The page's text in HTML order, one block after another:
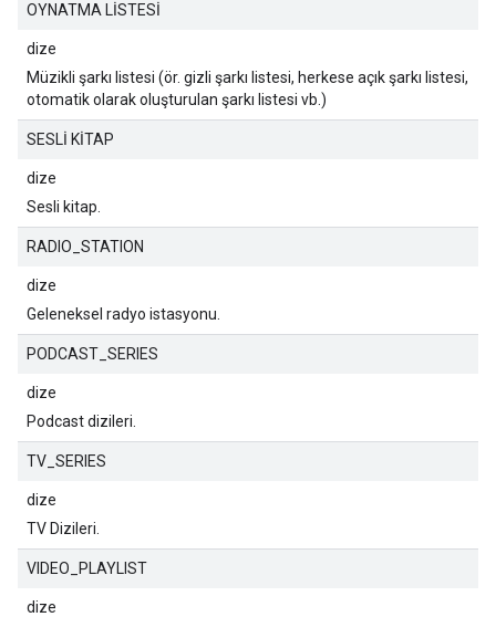
OYNATMA LİSTESİ
dize
Müzikli şarkı listesi (ör. gizli şarkı listesi, herkese açık şarkı listesi,
otomatik olarak oluşturulan şarkı listesi vb.)
SESLİ KİTAP
dize
Sesli kitap.
RADIO_STATION
dize
Geleneksel radyo istasyonu.
PODCAST_SERIES
dize
Podcast dizileri.
TV_SERIES
dize
TV Dizileri.
VIDEO_PLAYLIST
dize